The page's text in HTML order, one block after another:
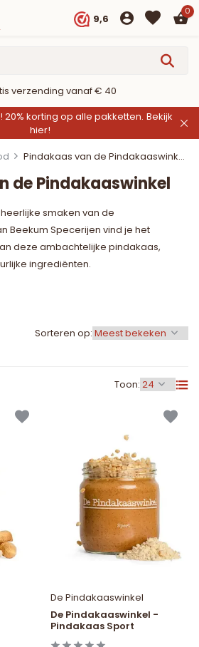
9,6
0
verzending vanaf € 40
20% korting op alle pakketten. Bekijk
hier!
Pindakaas van de Pindakaaswink...
de Pindakaaswinkel
smaken van de
Beekum Specerijen vind je het
deze ambachtelijke pindakaas,
ingrediënten.
Toon:
Sorteren op:
De Pindakaaswinkel
De Pindakaaswinkel -
Pindakaas Sport